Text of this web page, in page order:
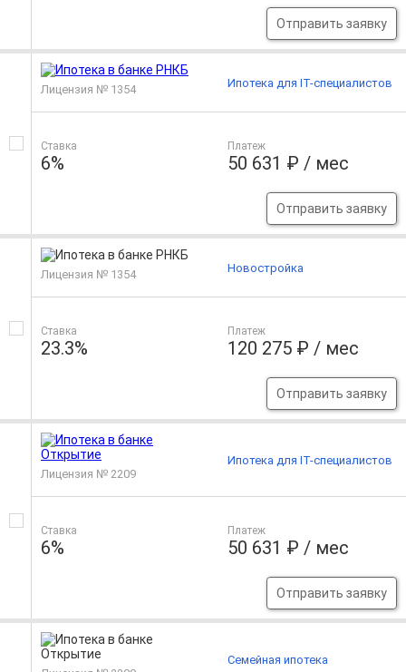
Отправить заявку
Лицензия № 1354
Ставка
6%
Платеж
50 631 ₽ / мес
Отправить заявку
Ипотека для IT-специалистов
Лицензия № 1354
Ставка
23.3%
Платеж
120 275 ₽ / мес
Отправить заявку
Новостройка
Лицензия № 2209
Ставка
6%
Платеж
50 631 ₽ / мес
Отправить заявку
Ипотека для IT-специалистов
Семейная ипотека